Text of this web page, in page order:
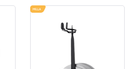
MILLA